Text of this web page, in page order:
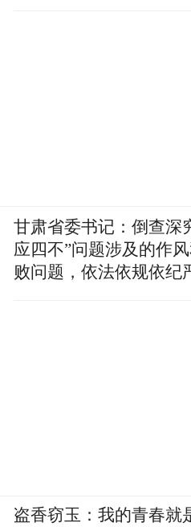
甘肃省委书记：倒查深
应四不”问题涉及的作
败问题，依法依规依纪
盗香窃玉：我的青春就